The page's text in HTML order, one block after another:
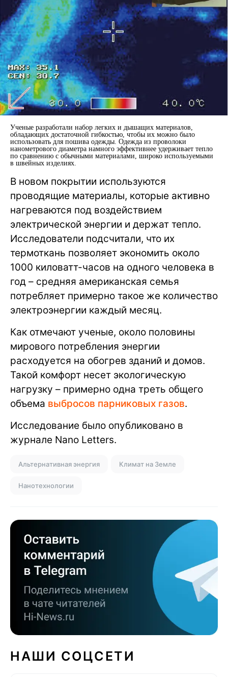
Ученые разработали набор легких и дышащих материалов,
обладающих достаточной гибкостью, чтобы их можно было
использовать для пошива одежды. Одежда из проволоки
нанометрового диаметра намного эффективнее удерживает тепло
по сравнению с обычными материалами, широко используемыми
в швейных изделиях.
В новом покрытии используются
проводящие материалы, которые активно
нагреваются под воздействием
электрической энергии и держат тепло.
Исследователи подсчитали, что их
термоткань позволяет экономить около
1000 киловатт-часов на одного человека в
год – средняя американская семья
потребляет примерно такое же количество
электроэнергии каждый месяц.
Как отмечают ученые, около половины
мирового потребления энергии
расходуется на обогрев зданий и домов.
Такой комфорт несет экологическую
нагрузку – примерно одна треть общего
объема выбросов парниковых газов.
Исследование было опубликовано в
журнале Nano Letters.
Альтернативная энергия Климат на Земле
Нанотехнологии
НАШИ СОЦСЕТИ